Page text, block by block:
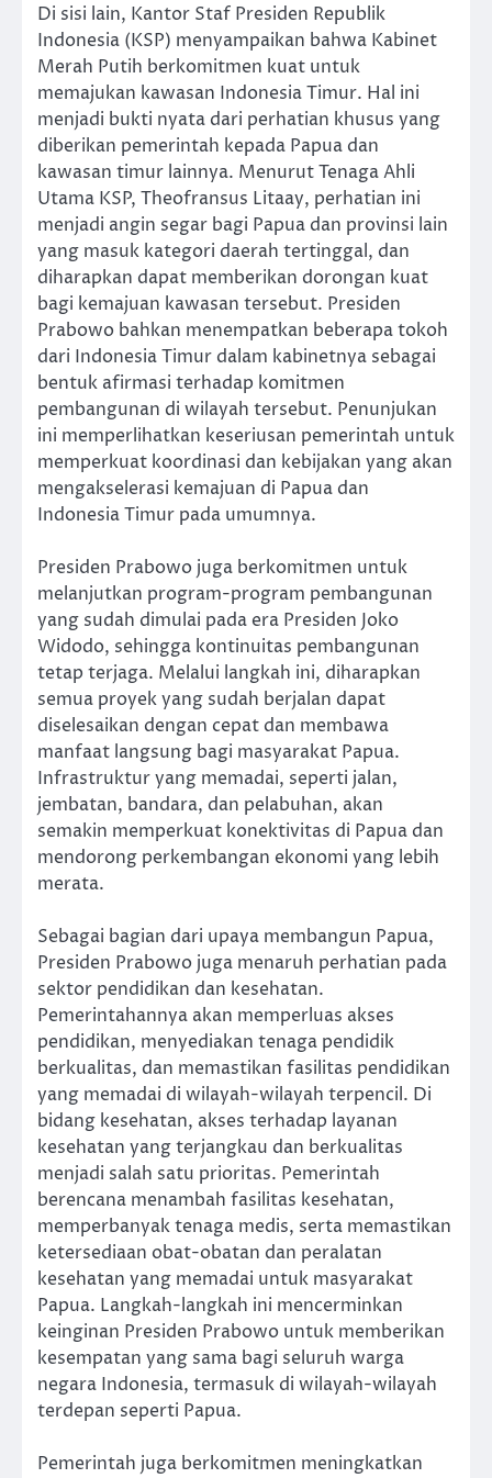
Di sisi lain, Kantor Staf Presiden Republik
Indonesia (KSP) menyampaikan bahwa Kabinet
Merah Putih berkomitmen kuat untuk
memajukan kawasan Indonesia Timur. Hal ini
menjadi bukti nyata dari perhatian khusus yang
diberikan pemerintah kepada Papua dan
kawasan timur lainnya. Menurut Tenaga Ahli
Utama KSP, Theofransus Litaay, perhatian ini
menjadi angin segar bagi Papua dan provinsi lain
yang masuk kategori daerah tertinggal, dan
diharapkan dapat memberikan dorongan kuat
bagi kemajuan kawasan tersebut. Presiden
Prabowo bahkan menempatkan beberapa tokoh
dari Indonesia Timur dalam kabinetnya sebagai
bentuk afirmasi terhadap komitmen
pembangunan di wilayah tersebut. Penunjukan
ini memperlihatkan keseriusan pemerintah untuk
memperkuat koordinasi dan kebijakan yang akan
mengakselerasi kemajuan di Papua dan
Indonesia Timur pada umumnya.
Presiden Prabowo juga berkomitmen untuk
melanjutkan program-program pembangunan
yang sudah dimulai pada era Presiden Joko
Widodo, sehingga kontinuitas pembangunan
tetap terjaga. Melalui langkah ini, diharapkan
semua proyek yang sudah berjalan dapat
diselesaikan dengan cepat dan membawa
manfaat langsung bagi masyarakat Papua.
Infrastruktur yang memadai, seperti jalan,
jembatan, bandara, dan pelabuhan, akan
semakin memperkuat konektivitas di Papua dan
mendorong perkembangan ekonomi yang lebih
merata.
Sebagai bagian dari upaya membangun Papua,
Presiden Prabowo juga menaruh perhatian pada
sektor pendidikan dan kesehatan.
Pemerintahannya akan memperluas akses
pendidikan, menyediakan tenaga pendidik
berkualitas, dan memastikan fasilitas pendidikan
yang memadai di wilayah-wilayah terpencil. Di
bidang kesehatan, akses terhadap layanan
kesehatan yang terjangkau dan berkualitas
menjadi salah satu prioritas. Pemerintah
berencana menambah fasilitas kesehatan,
memperbanyak tenaga medis, serta memastikan
ketersediaan obat-obatan dan peralatan
kesehatan yang memadai untuk masyarakat
Papua. Langkah-langkah ini mencerminkan
keinginan Presiden Prabowo untuk memberikan
kesempatan yang sama bagi seluruh warga
negara Indonesia, termasuk di wilayah-wilayah
terdepan seperti Papua.
Pemerintah juga berkomitmen meningkatkan